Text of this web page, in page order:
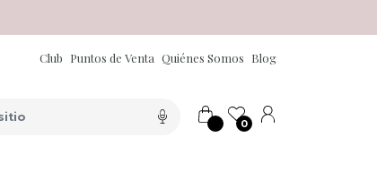
Club Puntos de Venta Quiénes Somos Blog
0